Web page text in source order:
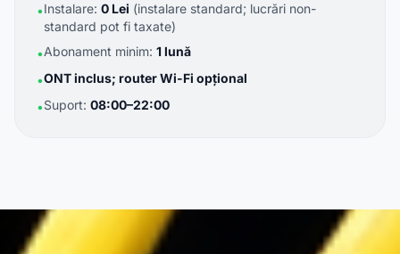
•Instalare: 0 Lei (instalare standard; lucrări non-
standard pot fi taxate)
•Abonament minim: 1 lună
•ONT inclus; router Wi-Fi opțional
•Suport: 08:00–22:00